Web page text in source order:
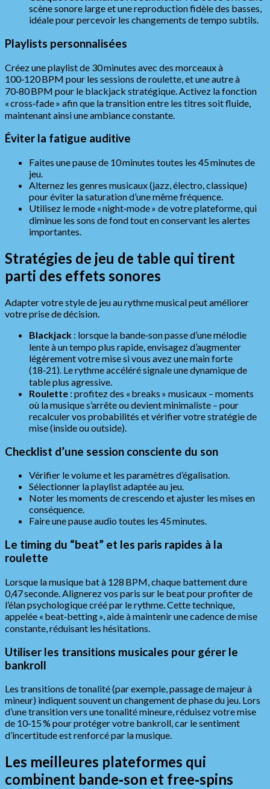
scène sonore large et une reproduction fidèle des basses,
idéale pour percevoir les changements de tempo subtils.
Playlists personnalisées
Créez une playlist de 30 minutes avec des morceaux à
100‑120 BPM pour les sessions de roulette, et une autre à
70‑80 BPM pour le blackjack stratégique. Activez la fonction
« cross‑fade » afin que la transition entre les titres soit fluide,
maintenant ainsi une ambiance constante.
Éviter la fatigue auditive
Faites une pause de 10 minutes toutes les 45 minutes de
jeu.
Alternez les genres musicaux (jazz, électro, classique)
pour éviter la saturation d’une même fréquence.
Utilisez le mode « night‑mode » de votre plateforme, qui
diminue les sons de fond tout en conservant les alertes
importantes.
Stratégies de jeu de table qui tirent
parti des effets sonores
Adapter votre style de jeu au rythme musical peut améliorer
votre prise de décision.
Blackjack : lorsque la bande‑son passe d’une mélodie
lente à un tempo plus rapide, envisagez d’augmenter
légèrement votre mise si vous avez une main forte
(18‑21). Le rythme accéléré signale une dynamique de
table plus agressive.
Roulette : profitez des « breaks » musicaux – moments
où la musique s’arrête ou devient minimaliste – pour
recalculer vos probabilités et vérifier votre stratégie de
mise (inside ou outside).
Checklist d’une session consciente du son
Vérifier le volume et les paramètres d’égalisation.
Sélectionner la playlist adaptée au jeu.
Noter les moments de crescendo et ajuster les mises en
conséquence.
Faire une pause audio toutes les 45 minutes.
Le timing du “beat” et les paris rapides à la
roulette
Lorsque la musique bat à 128 BPM, chaque battement dure
0,47 seconde. Alignerez vos paris sur le beat pour profiter de
l’élan psychologique créé par le rythme. Cette technique,
appelée « beat‑betting », aide à maintenir une cadence de mise
constante, réduisant les hésitations.
Utiliser les transitions musicales pour gérer le
bankroll
Les transitions de tonalité (par exemple, passage de majeur à
mineur) indiquent souvent un changement de phase du jeu. Lors
d’une transition vers une tonalité mineure, réduisez votre mise
de 10‑15 % pour protéger votre bankroll, car le sentiment
d’incertitude est renforcé par la musique.
Les meilleures plateformes qui
combinent bande‑son et free‑spins